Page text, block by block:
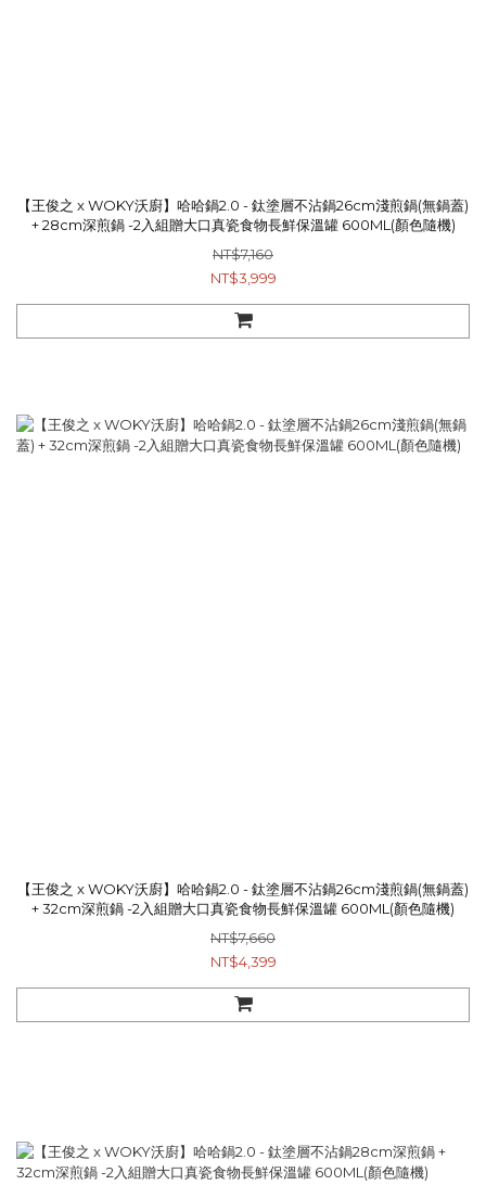
【王俊之 x WOKY沃廚】哈哈鍋2.0 - 鈦塗層不沾鍋26cm淺煎鍋(無鍋蓋)
+ 28cm深煎鍋 -2入組贈大口真瓷食物長鮮保溫罐 600ML(顏色隨機)
NT$7,160
NT$3,999
【王俊之 x WOKY沃廚】哈哈鍋2.0 - 鈦塗層不沾鍋26cm淺煎鍋(無鍋蓋)
+ 32cm深煎鍋 -2入組贈大口真瓷食物長鮮保溫罐 600ML(顏色隨機)
NT$7,660
NT$4,399